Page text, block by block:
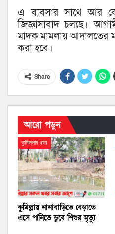
এ ব্যবসার সাথে আর
জিজ্ঞাসাবাদ চলছে।
মাদক মামলায় আদালতের
করা হবে।
Share
আরো পড়ুন
কুমিল্লার খবর
কুমিল্লায় নানাবাড়িতে বেড়াতে
এসে পানিতে ডুবে শিশুর মৃত্যু